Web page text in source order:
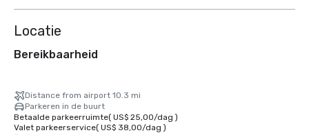
Locatie
Bereikbaarheid
Distance from airport 10.3 mi
Parkeren in de buurt
Betaalde parkeerruimte( US$ 25,00/dag )
Valet parkeerservice( US$ 38,00/dag )